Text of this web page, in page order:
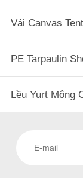
Túi
Vải Canvas Tent
PE Tarpaulin
Lều Yurt Mông